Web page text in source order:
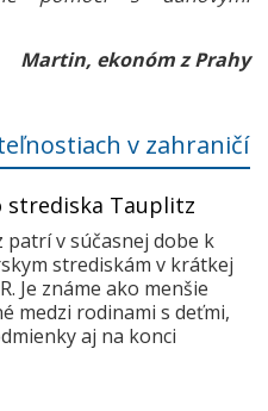
Martin, ekonóm z Prahy
v zahraničí
strediska Tauplitz
v súčasnej dobe k
strediskám v krátkej
Je známe ako menšie
medzi rodinami s deťmi,
aj na konci